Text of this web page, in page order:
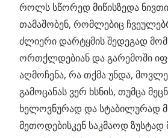
როლს სწორედ მიწისზედა
თამაშობენ, რომლებიც
ძლიერი დარტყმის შედეგად
ორთქლდებიან და გარემოში
აღმოჩენა, რა თქმა უნდა,
გამოცანას ვერ ხსნის, თუმცა
ხელოვნურად და სტაბილურად
მეთოდებისკენ საკმაოდ ზუსტად